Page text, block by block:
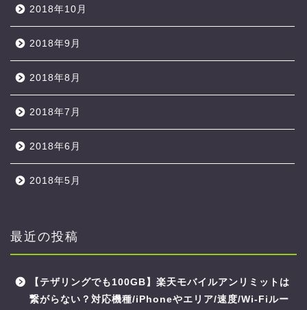
2018年10月
2018年9月
2018年8月
2018年7月
2018年6月
2018年5月
最近の投稿
【テザリングでも100GB】楽天モバイルアンリミットは
繋がらない？対応機種/iPhoneやエリア/速度/Wi-Fiルー